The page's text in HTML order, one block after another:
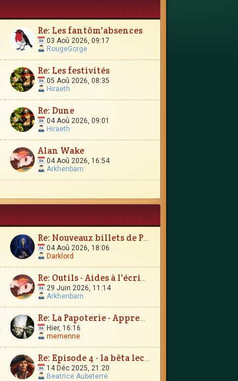
Re: Les fantôm'absences
03 Aoû 2026, 09:17
RougeGorge
Re: Les festivités
05 Aoû 2026, 08:35
Hiraeth
Re: Dune
04 Aoû 2026, 09:01
Hiraeth
Alan Wake
04 Aoû 2026, 16:54
Arkhenbarn
Re: Nouveaux billets de Parchemin
04 Aoû 2026, 18:06
Darklord
Re: Outils - Aides à l'écriture
29 Juin 2026, 11:14
Arkhenbarn
Re: La Papoterie - Apprendre en publiant en ligne ?
Hier, 16:16
memenne
Re: Episode 4 - la bêta lecture
14 Déc 2025, 21:20
Beatrice Aubeterre